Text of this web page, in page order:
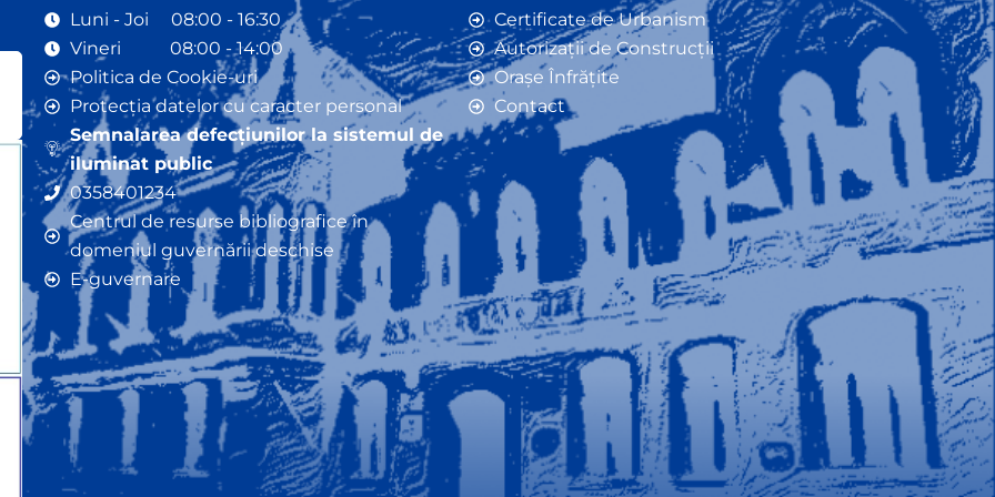
Luni - Joi 08:00 - 16:30
Vineri 08:00 - 14:00
Politica de Cookie-uri
Protecția datelor cu caracter personal
Semnalarea defecțiunilor la sistemul de
iluminat public
0358401234
Centrul de resurse bibliografice în
domeniul guvernării deschise
E-guvernare
Certificate de Urbanism
Autorizații de Construcții
Orașe Înfrățite
Contact